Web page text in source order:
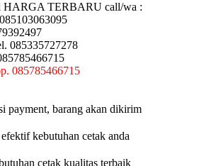
HARGA TERBARU call/wa :
085335727278
085785466715
payment, barang akan dikirim
kebutuhan cetak anda
cetak kualitas terbaik